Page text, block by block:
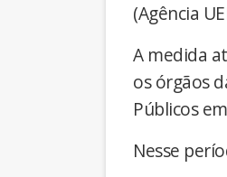
(Agência
A medida
os órgãos
Públicos
Nesse